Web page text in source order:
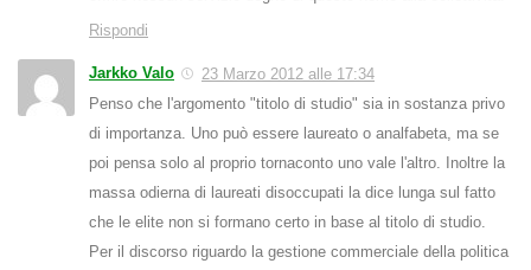
Rispondi
Jarkko Valo
23 Marzo 2012 alle 17:34
Penso che l'argomento "titolo di studio" sia in sostanza privo
di importanza. Uno può essere laureato o analfabeta, ma se
poi pensa solo al proprio tornaconto uno vale l'altro. Inoltre la
massa odierna di laureati disoccupati la dice lunga sul fatto
che le elite non si formano certo in base al titolo di studio.
Per il discorso riguardo la gestione commerciale della politica